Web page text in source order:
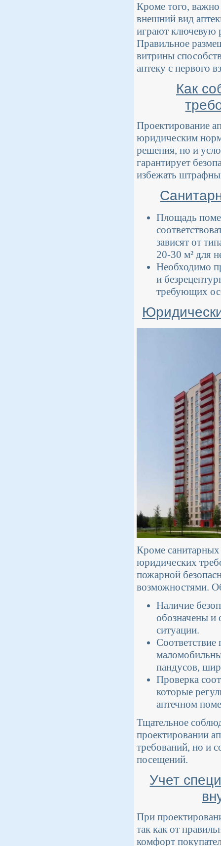
Кроме того,
внешний вид
играют ключевую
Правильное
витрины
аптеку с первого
Как
Проектирование
юридическим
решения, но и
гарантирует
избежать
Площадь
зависят от
20-30 м² для
Необходимо
и
требующих
Кроме санитарных
юридических
пожарной
возможностями.
Наличие
обозначены и
ситуации.
пандусов,
Проверка
которые
аптечном
Тщательное
проектировании
требований, но и
посещений.
Учет
При
так как от
комфорт